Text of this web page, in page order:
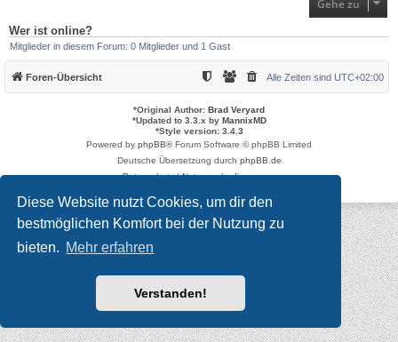
Diese Website nutzt Cookies, um dir den
bestmöglichen Komfort bei der Nutzung zu
bieten. Mehr erfahren
Verstanden!
Gehe zu
Wer ist online?
Mitglieder in diesem Forum: 0 Mitglieder und 1 Gast
Foren-Übersicht Alle Zeiten sind UTC+02:00
*Original Author: Brad Veryard
*Updated to 3.3.x by MannixMD
*Style version: 3.4.3
Powered by phpBB® Forum Software © phpBB Limited
Deutsche Übersetzung durch phpBB.de
Datenschutz|Nutzungsbedingungen